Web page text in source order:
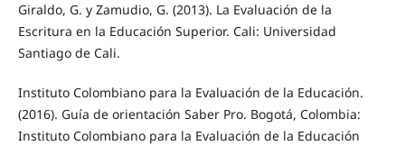
Giraldo, G. y Zamudio, G. (2013). La Evaluación de la
Escritura en la Educación Superior. Cali: Universidad
Santiago de Cali.
Instituto Colombiano para la Evaluación de la Educación.
(2016). Guía de orientación Saber Pro. Bogotá, Colombia:
Instituto Colombiano para la Evaluación de la Educación